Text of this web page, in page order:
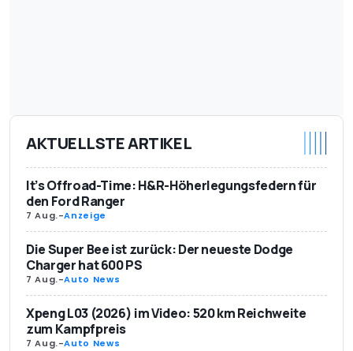
AKTUELLSTE ARTIKEL
It’s Offroad-Time: H&R-Höherlegungsfedern für
den Ford Ranger
7 Aug.-Anzeige
Die Super Bee ist zurück: Der neueste Dodge
Charger hat 600 PS
7 Aug.-Auto News
Xpeng L03 (2026) im Video: 520 km Reichweite
zum Kampfpreis
7 Aug.-Auto News